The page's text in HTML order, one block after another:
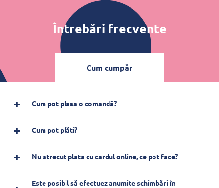
Întrebări frecvente
Cum cumpăr
Cum pot plasa o comandă?
Cum pot plăti?
Nu atrecut plata cu cardul online, ce pot face?
Este posibil să efectuez anumite schimbări în